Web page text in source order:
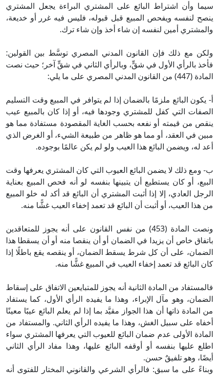
سيما وأن اشتراط البائع على المشتري البراءة يجعل المشتري
ينصح لنفسه ويفحص المبيع قبل قبوله، فليس فيه غرر أو خديعة،
والمشتري أمين لنفسه إن شاء أخذ وإن شاء ترك.
ولكن مع ذلك فإن القانون المدني المصري توسَّط بين القولين:
فأخذ بالرأي الأول في شقٍّ، وبالرأي الثاني في شقٍّ آخر؛ حيث نصت
المادة (447) من القانون المدني المصري على ما يلي:
أ- يكون البائع ملزمًا بالضمان إذا لم يتوافر في المبيع وقت التسليم
الصفات التي كفل للمشتري وجودها فيه، أو إذا كان بالمبيع عيب
ينقص من قيمته أو نفعه بحسب الغاية المقصودة مستفادة مما هو
مبين في العقد، أو مما هو ظاهر من طبيعة الشيء، أو الغرض الذي
أعد له، ويضمن البائع هذا العيب ولو لم يكن عالمًا بوجوده.
ب- ومع ذلك لا يضمن البائع العيوب التي كان المشتري يعرفها وقت
البيع، أو كان يستطيع أن يتبينها بنفسه لو أنه فحص المبيع بعناية
الرجل العادي، إلا إذا أثبت المشتري أن البائع قد أكد له خلو المبيع
من هذا العيب، أو أثبت أن البائع قد تعمد إخفاء العيب غشًّا منه.
ونصت المادة (453) من نفس القانون على أنه يجوز للمتعاقدين
باتفاق خاص أن يزيدا في الضمان أو أن ينقصا منه أو أن يسقطا هذا
الضمان، على أن كل شرط يسقط الضمان، أو ينقصه يقع باطلًا إذا
كان البائع قد تعمد إخفاء العيب في المبيع غشًّا منه.
فالمستفاد من المادة الثانية أنه يجوز للمتبايعين الاتفاق على إسقاط
الضمان، وهو مآل الإبراء، وهذا ما يفيده الرأي الأول، كما يستفاد
من المادة ذاتها أن هذا الجواز مقيَّد بما إذا لم يعلم البائع عيبًا معينًا
أخفاه على سبيل الغش، وهذا ما يفيده الرأي الثاني. والمستفاد من
المادة الأولى عدم ضمان البائع للعيوب التي يعرفها المشتري سواء
اطلع عليها بنفسه أو أوقفه البائع عليها، وهذا مفاد الرأي الثاني
أيضًا، وهو تلفيقٌ حسن.
وبناءً على ما سبق: فالرأي الشرعي والقانوني المختار للفتوى أنه